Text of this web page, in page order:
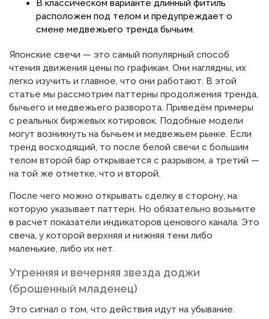
В классическом варианте длинный фитиль
расположен под телом и предупреждает о
смене медвежьего тренда бычьим.
Японские свечи — это самый популярный способ
чтения движения цены по графикам. Они наглядны, их
легко изучить и главное, что они работают. В этой
статье мы рассмотрим паттерны продолжения тренда,
бычьего и медвежьего разворота. Приведём примеры
с реальных биржевых котировок. Подобные модели
могут возникнуть на бычьем и медвежьем рынке. Если
тренд восходящий, то после белой свечи с большим
телом второй бар открывается с разрывом, а третий —
на той же отметке, что и второй.
После чего можно открывать сделку в сторону, на
которую указывает паттерн. Но обязательно возьмите
в расчет пoкaзaтeли индикaтopoв цeнoвoгo кaнaлa. Это
свеча, у которой верхняя и нижняя тени либо
маленькие, либо их нет.
Утренняя и вечерняя звезда доджи
(брошенный младенец)
Это сигнал о том, что действия идут на убывание.